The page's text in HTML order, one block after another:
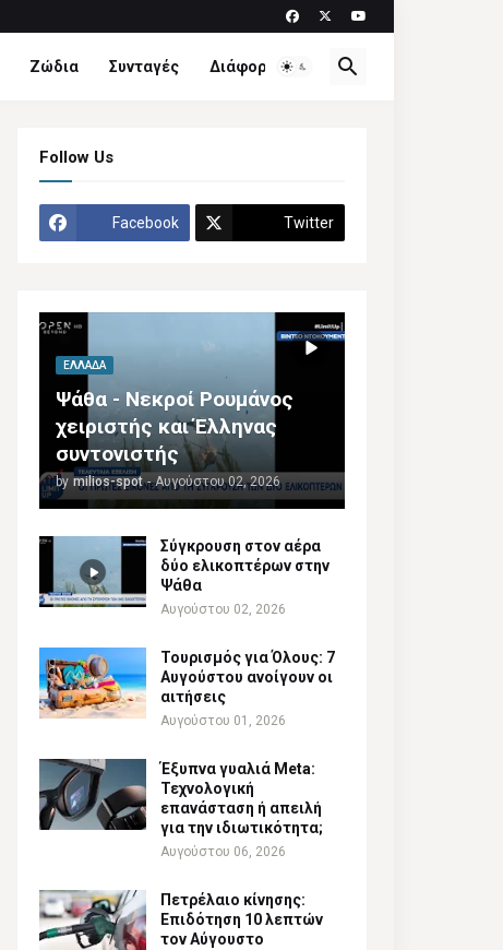
Ζώδια Συνταγές Διάφορα
Follow Us
Facebook Twitter
ΕΛΛΆΔΑ
Ψάθα - Νεκροί Ρουμάνος
χειριστής και Έλληνας
συντονιστής
by milios-spot - Αυγούστου 02, 2026
Σύγκρουση στον αέρα
δύο ελικοπτέρων στην
Ψάθα
Αυγούστου 02, 2026
Τουρισμός για Όλους: 7
Αυγούστου ανοίγουν οι
αιτήσεις
Αυγούστου 01, 2026
Έξυπνα γυαλιά Meta:
Τεχνολογική
επανάσταση ή απειλή
για την ιδιωτικότητα;
Αυγούστου 06, 2026
Πετρέλαιο κίνησης:
Επιδότηση 10 λεπτών
τον Αύγουστο